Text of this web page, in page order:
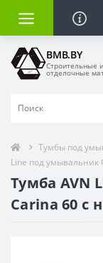
BMB.BY
Строительные и
отделочные
Тумбы под
Line под
Тумба AVN
Carina 60 c